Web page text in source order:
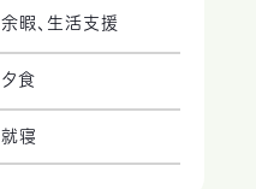
余暇、生活支援
夕食
就寝